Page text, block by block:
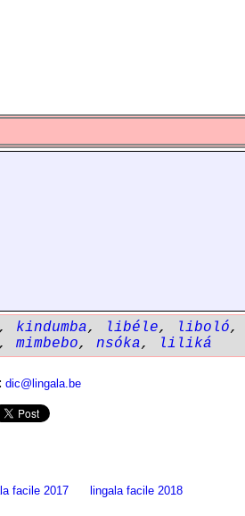
, kindumba, libéle, liboló,
, mimbebo, nsóka, liliká
dic@lingala.be
facile 2017 lingala facile 2018